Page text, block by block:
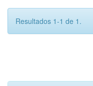
Resultados 1-1 de 1.